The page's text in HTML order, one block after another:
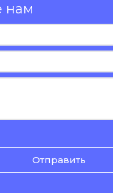
нам
Отправить